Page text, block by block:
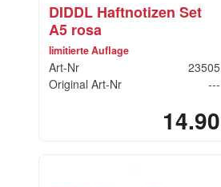
DIDDL Haftnotizen Set
A5 rosa
limitierte Auflage
Art-Nr
23505
Original Art-Nr
---
14.90